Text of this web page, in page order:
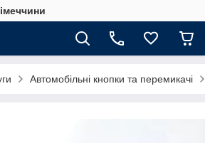
Автомобільні кнопки та перемикачі